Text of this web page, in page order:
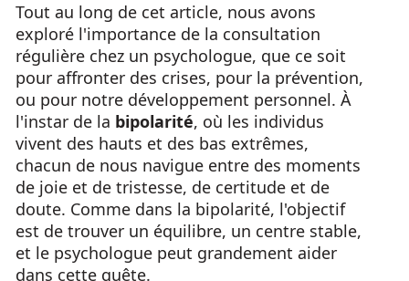
Tout au long de cet article, nous avons
exploré l'importance de la consultation
régulière chez un psychologue, que ce soit
pour affronter des crises, pour la prévention,
ou pour notre développement personnel. À
l'instar de la bipolarité, où les individus
vivent des hauts et des bas extrêmes,
chacun de nous navigue entre des moments
de joie et de tristesse, de certitude et de
doute. Comme dans la bipolarité, l'objectif
est de trouver un équilibre, un centre stable,
et le psychologue peut grandement aider
dans cette quête.